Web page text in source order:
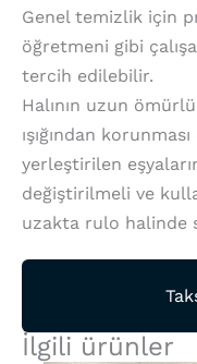
Genel temizlik için
öğretmeni gibi
tercih edilebilir.
Halının uzun
ışığından
yerleştirilen
değiştirilmeli ve
uzakta rulo halinde
İlgili ürünler